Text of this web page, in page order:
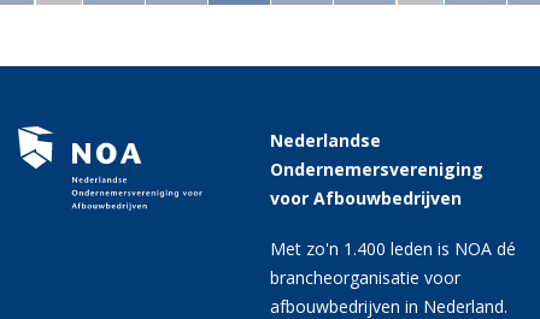
Nederlandse
Ondernemersvereniging
voor Afbouwbedrijven
Met zo'n 1.400 leden is NOA dé
brancheorganisatie voor
afbouwbedrijven in Nederland.